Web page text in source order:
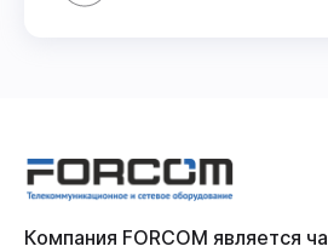
Компания FORCOM является